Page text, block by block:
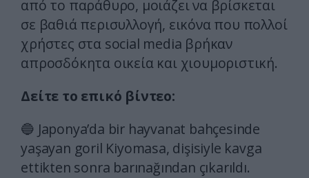
από το παράθυρο, μοιάζει να βρίσκεται
σε βαθιά περισυλλογή, εικόνα που πολλοί
χρήστες στα social media βρήκαν
απροσδόκητα οικεία και χιουμοριστική.
Δείτε το επικό βίντεο:
🔵 Japonya’da bir hayvanat bahçesinde
yaşayan goril Kiyomasa, dişisiyle kavga
ettikten sonra barınağından çıkarıldı.